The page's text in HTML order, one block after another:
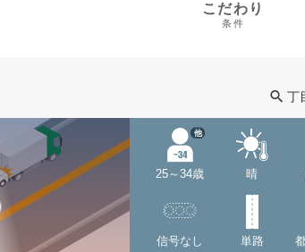
こだわり
条件
丁
25～34歳
他
晴
信号なし 単路